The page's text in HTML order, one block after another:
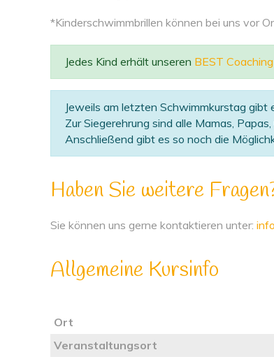
*Kinderschwimmbrillen können bei uns vor
Jedes Kind erhält unseren BEST
Jeweils am letzten Schwimmkurstag gibt
Zur Siegerehrung sind alle Mamas,
Anschließend gibt es so noch die
Haben Sie weitere
Sie können uns gerne kontaktieren unter:
Allgemeine Kursinfo
Ort
Veranstaltungsort